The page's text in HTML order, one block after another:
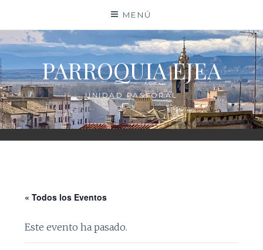
contenido
MENÚ
PARROQUIA EJEA
UNIDAD PASTORAL
« Todos los Eventos
Este evento ha pasado.